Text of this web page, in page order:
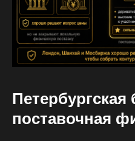
Петербургская
поставочная